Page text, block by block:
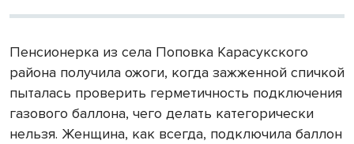
Пенсионерка из села Поповка Карасукского
района получила ожоги, когда зажженной спичкой
пыталась проверить герметичность подключения
газового баллона, чего делать категорически
нельзя. Женщина, как всегда, подключила баллон